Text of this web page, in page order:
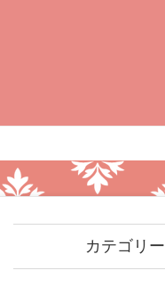
カテゴリー